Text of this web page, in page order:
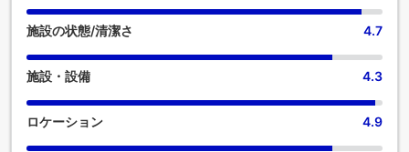
えています。ホテル カタロニア プラザ マイヤ サラマンカの
客室にはエアコンやリネンサービスが完備されておりますの
部の客室では、室内ビデオストリーミング、日刊新聞、テレ
ビなど、一流の室内エンターテイメントをお楽しみいただけ
ます。 一部の客室では、室内でお飲み物をご用意しておりま
す。 ホテル カタロニア プラザ マイヤ サラマンカの特定の客
施設の状態/清潔さ 4.7
施設・設備 4.3
ロケーション 4.9